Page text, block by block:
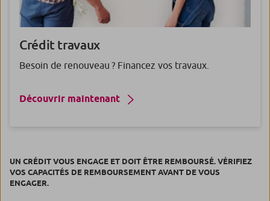
Crédit travaux
Besoin de renouveau ? Financez vos travaux.
Découvrir maintenant
UN CRÉDIT VOUS ENGAGE ET DOIT ÊTRE REMBOURSÉ. VÉRIFIEZ
VOS CAPACITÉS DE REMBOURSEMENT AVANT DE VOUS
ENGAGER.